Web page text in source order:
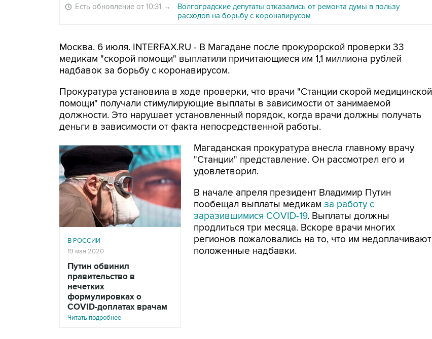
Есть обновление от 10:31 →
Волгоградские депутаты отказались от ремонта думы в пользу
расходов на борьбу с коронавирусом
Москва. 6 июля. INTERFAX.RU - В Магадане после прокурорской проверки 33
медикам "скорой помощи" выплатили причитающиеся им 1,1 миллиона рублей
надбавок за борьбу с коронавирусом.
Прокуратура установила в ходе проверки, что врачи "Станции скорой медицинской
помощи" получали стимулирующие выплаты в зависимости от занимаемой
должности. Это нарушает установленный порядок, когда врачи должны получать
деньги в зависимости от факта непосредственной работы.
В РОССИИ
19 мая 2020
Путин обвинил
правительство в
нечетких
формулировках о
COVID-доплатах врачам
Читать подробнее
Магаданская прокуратура внесла главному врачу
"Станции" представление. Он рассмотрел его и
удовлетворил.
В начале апреля президент Владимир Путин
пообещал выплаты медикам за работу с
заразившимися COVID-19. Выплаты должны
продлиться три месяца. Вскоре врачи многих
регионов пожаловались на то, что им недоплачивают
положенные надбавки.